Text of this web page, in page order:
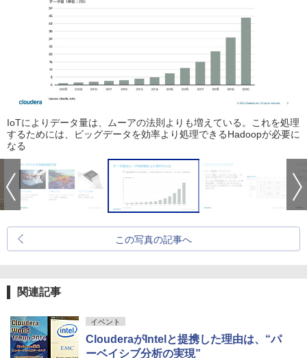
IoTによりデータ量は、ムーアの法則よりも増えている。これを処理
するためには、ビッグデータを効率より処理できるHadoopが必要に
なる
この写真の記事へ
関連記事
イベント
ClouderaがIntelと提携した理由は、“パ
ーベイシブ分析の実現”